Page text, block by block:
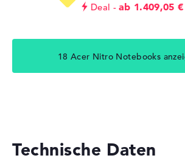
Deal ab 1.409,05 €
18 Acer Nitro Notebooks
Technische Daten